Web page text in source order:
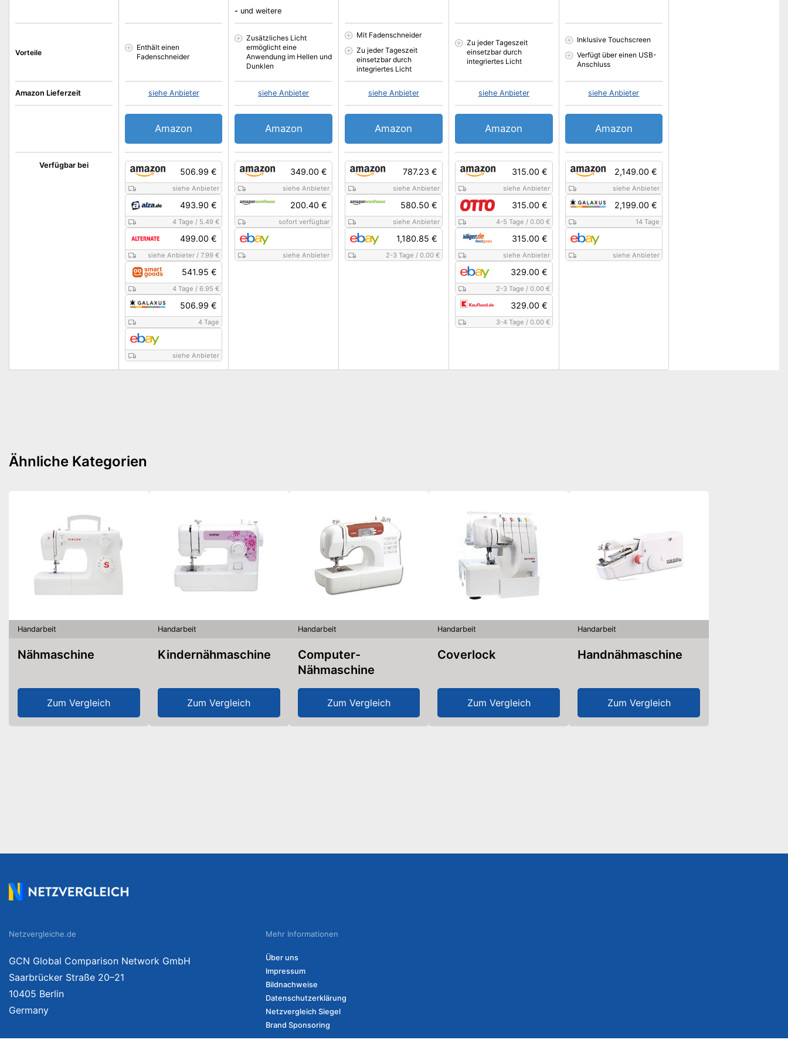
Verfügbar bei
Vorteile
Amazon Lieferzeit
506.99 €
siehe Anbieter
493.90 €
4 Tage / 5.49 €
499.00 €
siehe Anbieter /7.99 €
541.95 €
4 Tage /6.95 €
506.99 €
4 Tage
siehe Anbieter
Enthält einen
Fadenschneider
siehe Anbieter
Amazon
349.00 €
siehe Anbieter
200.40 €
sofort verfügbar
siehe Anbieter
- und weitere
Zusätzliches Licht
ermöglicht eine
Anwendung im Hellen und
Dunklen
siehe Anbieter
Amazon
787.23 €
siehe Anbieter
580.50 €
siehe Anbieter
1,180.85 €
2-3 Tage / 0.00 €
Mit Fadenschneider
Zu jeder Tageszeit
einsetzbar durch
integriertes Licht
siehe Anbieter
Amazon
315.00 €
siehe Anbieter
315.00 €
4-5 Tage / 0.00 €
315.00 €
siehe Anbieter
329.00 €
2-3 Tage / 0.00 €
329.00 €
3-4 Tage / 0.00 €
Zu jeder Tageszeit
einsetzbar durch
integriertes Licht
siehe Anbieter
Amazon
2,149.00 €
siehe Anbieter
2,199.00 €
14 Tage
siehe Anbieter
Inklusive Touchscreen
Verfügt über einen USB-
Anschluss
siehe Anbieter
Amazon
Ähnliche Kategorien
Handarbeit
Nähmaschine
Zum Vergleich
Handarbeit
Kindernähmaschine
Zum Vergleich
Handarbeit
Computer-
Nähmaschine
Zum Vergleich
Handarbeit
Coverlock
Zum Vergleich
Handarbeit
Handnähmaschine
Zum Vergleich
Netzvergleiche.de
GCN Global Comparison Network GmbH
Saarbrücker Straße 20–21
10405 Berlin
Germany
Mehr Informationen
Über uns
Impressum
Bildnachweise
Datenschutzerklärung
Netzvergleich Siegel
Brand Sponsoring